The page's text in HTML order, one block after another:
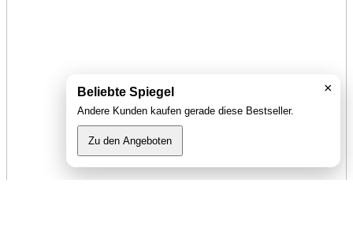
×
Beliebte Spiegel
Andere Kunden kaufen gerade diese Bestseller.
Zu den Angeboten